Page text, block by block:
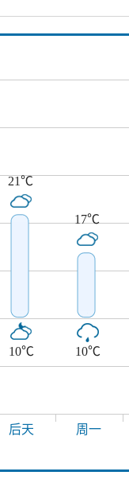
21℃
10℃
17℃
10℃
后天 周一